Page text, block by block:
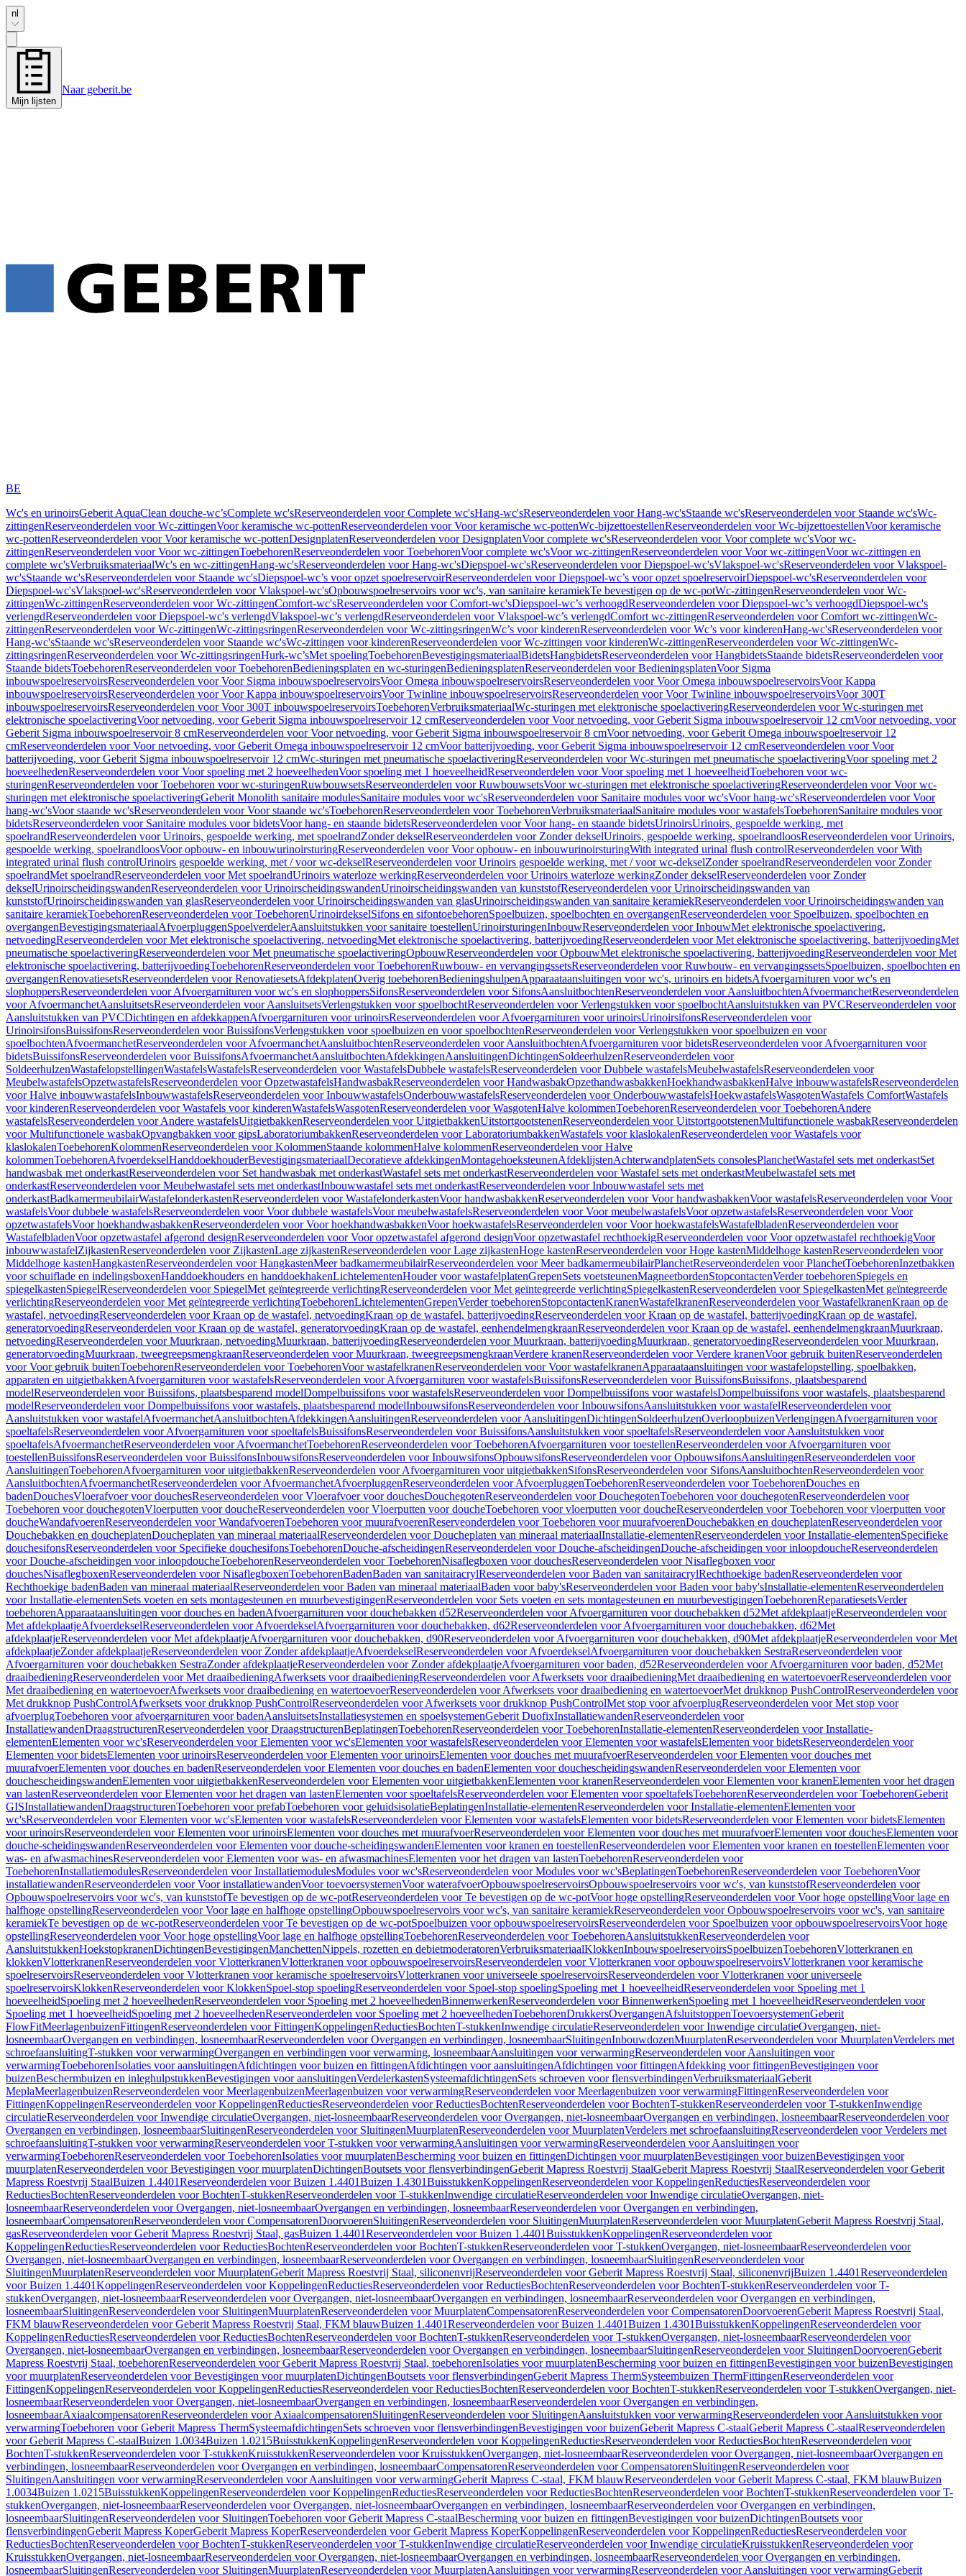
nl
Mijn lijsten
Naar geberit.be
BE
Wc's en urinoirsGeberit AquaClean douche-wc’sComplete wc'sReserveonderdelen voor Complete wc'sHang-wc'sReserveonderdelen voor Hang-wc'sStaande wc'sReserveonderdelen voor Staande wc'sWc-
zittingenReserveonderdelen voor Wc-zittingenVoor keramische wc-pottenReserveonderdelen voor Voor keramische wc-pottenWc-bijzettoestellenReserveonderdelen voor Wc-bijzettoestellenVoor keramische
wc-pottenReserveonderdelen voor Voor keramische wc-pottenDesignplatenReserveonderdelen voor DesignplatenVoor complete wc'sReserveonderdelen voor Voor complete wc'sVoor wc-
zittingenReserveonderdelen voor Voor wc-zittingenToebehorenReserveonderdelen voor ToebehorenVoor complete wc'sVoor wc-zittingenReserveonderdelen voor Voor wc-zittingenVoor wc-zittingen en
complete wc'sVerbruiksmateriaalWc's en wc-zittingenHang-wc'sReserveonderdelen voor Hang-wc'sDiepspoel-wc'sReserveonderdelen voor Diepspoel-wc'sVlakspoel-wc'sReserveonderdelen voor Vlakspoel-
wc'sStaande wc'sReserveonderdelen voor Staande wc'sDiepspoel-wc’s voor opzet spoelreservoirReserveonderdelen voor Diepspoel-wc’s voor opzet spoelreservoirDiepspoel-wc'sReserveonderdelen voor
Diepspoel-wc'sVlakspoel-wc'sReserveonderdelen voor Vlakspoel-wc'sOpbouwspoelreservoirs voor wc's, van sanitaire keramiekTe bevestigen op de wc-potWc-zittingenReserveonderdelen voor Wc-
zittingenWc-zittingenReserveonderdelen voor Wc-zittingenComfort-wc'sReserveonderdelen voor Comfort-wc'sDiepspoel-wc’s verhoogdReserveonderdelen voor Diepspoel-wc’s verhoogdDiepspoel-wc's
verlengdReserveonderdelen voor Diepspoel-wc's verlengdVlakspoel-wc’s verlengdReserveonderdelen voor Vlakspoel-wc’s verlengdComfort wc-zittingenReserveonderdelen voor Comfort wc-zittingenWc-
zittingenReserveonderdelen voor Wc-zittingenWc-zittingsringenReserveonderdelen voor Wc-zittingsringenWc’s voor kinderenReserveonderdelen voor Wc’s voor kinderenHang-wc'sReserveonderdelen voor
Hang-wc'sStaande wc'sReserveonderdelen voor Staande wc'sWc-zittingen voor kinderenReserveonderdelen voor Wc-zittingen voor kinderenWc-zittingenReserveonderdelen voor Wc-zittingenWc-
zittingsringenReserveonderdelen voor Wc-zittingsringenHurk-wc’sMet spoelingToebehorenBevestigingsmateriaalBidetsHangbidetsReserveonderdelen voor HangbidetsStaande bidetsReserveonderdelen voor
Staande bidetsToebehorenReserveonderdelen voor ToebehorenBedieningsplaten en wc-sturingenBedieningsplatenReserveonderdelen voor BedieningsplatenVoor Sigma
inbouwspoelreservoirsReserveonderdelen voor Voor Sigma inbouwspoelreservoirsVoor Omega inbouwspoelreservoirsReserveonderdelen voor Voor Omega inbouwspoelreservoirsVoor Kappa
inbouwspoelreservoirsReserveonderdelen voor Voor Kappa inbouwspoelreservoirsVoor Twinline inbouwspoelreservoirsReserveonderdelen voor Voor Twinline inbouwspoelreservoirsVoor 300T
inbouwspoelreservoirsReserveonderdelen voor Voor 300T inbouwspoelreservoirsToebehorenVerbruiksmateriaalWc-sturingen met elektronische spoelactiveringReserveonderdelen voor Wc-sturingen met
elektronische spoelactiveringVoor netvoeding, voor Geberit Sigma inbouwspoelreservoir 12 cmReserveonderdelen voor Voor netvoeding, voor Geberit Sigma inbouwspoelreservoir 12 cmVoor netvoeding, voor
Geberit Sigma inbouwspoelreservoir 8 cmReserveonderdelen voor Voor netvoeding, voor Geberit Sigma inbouwspoelreservoir 8 cmVoor netvoeding, voor Geberit Omega inbouwspoelreservoir 12
cmReserveonderdelen voor Voor netvoeding, voor Geberit Omega inbouwspoelreservoir 12 cmVoor batterijvoeding, voor Geberit Sigma inbouwspoelreservoir 12 cmReserveonderdelen voor Voor
batterijvoeding, voor Geberit Sigma inbouwspoelreservoir 12 cmWc-sturingen met pneumatische spoelactiveringReserveonderdelen voor Wc-sturingen met pneumatische spoelactiveringVoor spoeling met 2
hoeveelhedenReserveonderdelen voor Voor spoeling met 2 hoeveelhedenVoor spoeling met 1 hoeveelheidReserveonderdelen voor Voor spoeling met 1 hoeveelheidToebehoren voor wc-
sturingenReserveonderdelen voor Toebehoren voor wc-sturingenRuwbouwsetsReserveonderdelen voor RuwbouwsetsVoor wc-sturingen met elektronische spoelactiveringReserveonderdelen voor Voor wc-
sturingen met elektronische spoelactiveringGeberit Monolith sanitaire modulesSanitaire modules voor wc'sReserveonderdelen voor Sanitaire modules voor wc'sVoor hang-wc'sReserveonderdelen voor Voor
hang-wc'sVoor staande wc'sReserveonderdelen voor Voor staande wc'sToebehorenReserveonderdelen voor ToebehorenVerbruiksmateriaalSanitaire modules voor wastafelsToebehorenSanitaire modules voor
bidetsReserveonderdelen voor Sanitaire modules voor bidetsVoor hang- en staande bidetsReserveonderdelen voor Voor hang- en staande bidetsUrinoirsUrinoirs, gespoelde werking, met
spoelrandReserveonderdelen voor Urinoirs, gespoelde werking, met spoelrandZonder dekselReserveonderdelen voor Zonder dekselUrinoirs, gespoelde werking, spoelrandloosReserveonderdelen voor Urinoirs,
gespoelde werking, spoelrandloosVoor opbouw- en inbouwurinoirsturingReserveonderdelen voor Voor opbouw- en inbouwurinoirsturingWith integrated urinal flush controlReserveonderdelen voor With
integrated urinal flush controlUrinoirs gespoelde werking, met / voor wc-dekselReserveonderdelen voor Urinoirs gespoelde werking, met / voor wc-dekselZonder spoelrandReserveonderdelen voor Zonder
spoelrandMet spoelrandReserveonderdelen voor Met spoelrandUrinoirs waterloze werkingReserveonderdelen voor Urinoirs waterloze werkingZonder dekselReserveonderdelen voor Zonder
dekselUrinoirscheidingswandenReserveonderdelen voor UrinoirscheidingswandenUrinoirscheidingswanden van kunststofReserveonderdelen voor Urinoirscheidingswanden van
kunststofUrinoirscheidingswanden van glasReserveonderdelen voor Urinoirscheidingswanden van glasUrinoirscheidingswanden van sanitaire keramiekReserveonderdelen voor Urinoirscheidingswanden van
sanitaire keramiekToebehorenReserveonderdelen voor ToebehorenUrinoirdekselSifons en sifontoebehorenSpoelbuizen, spoelbochten en overgangenReserveonderdelen voor Spoelbuizen, spoelbochten en
overgangenBevestigingsmateriaalAfvoerpluggenSpoelverdelerAansluitstukken voor sanitaire toestellenUrinoirsturingenInbouwReserveonderdelen voor InbouwMet elektronische spoelactivering,
netvoedingReserveonderdelen voor Met elektronische spoelactivering, netvoedingMet elektronische spoelactivering, batterijvoedingReserveonderdelen voor Met elektronische spoelactivering, batterijvoedingMet
pneumatische spoelactiveringReserveonderdelen voor Met pneumatische spoelactiveringOpbouwReserveonderdelen voor OpbouwMet elektronische spoelactivering, batterijvoedingReserveonderdelen voor Met
elektronische spoelactivering, batterijvoedingToebehorenReserveonderdelen voor ToebehorenRuwbouw- en vervangingssetsReserveonderdelen voor Ruwbouw- en vervangingssetsSpoelbuizen, spoelbochten en
overgangenRenovatiesetsReserveonderdelen voor RenovatiesetsAfdekplatenOverig toebehorenBedieningshulpenApparaataansluitingen voor wc's, urinoirs en bidetsAfvoergarnituren voor wc's en
slophoppersReserveonderdelen voor Afvoergarnituren voor wc's en slophoppersSifonsReserveonderdelen voor SifonsAansluitbochtenReserveonderdelen voor AansluitbochtenAfvoermanchetReserveonderdelen
voor AfvoermanchetAansluitsetsReserveonderdelen voor AansluitsetsVerlengstukken voor spoelbochtReserveonderdelen voor Verlengstukken voor spoelbochtAansluitstukken van PVCReserveonderdelen voor
Aansluitstukken van PVCDichtingen en afdekkappenAfvoergarnituren voor urinoirsReserveonderdelen voor Afvoergarnituren voor urinoirsUrinoirsifonsReserveonderdelen voor
UrinoirsifonsBuissifonsReserveonderdelen voor BuissifonsVerlengstukken voor spoelbuizen en voor spoelbochtenReserveonderdelen voor Verlengstukken voor spoelbuizen en voor
spoelbochtenAfvoermanchetReserveonderdelen voor AfvoermanchetAansluitbochtenReserveonderdelen voor AansluitbochtenAfvoergarnituren voor bidetsReserveonderdelen voor Afvoergarnituren voor
bidetsBuissifonsReserveonderdelen voor BuissifonsAfvoermanchetAansluitbochtenAfdekkingenAansluitingenDichtingenSoldeerhulzenReserveonderdelen voor
SoldeerhulzenWastafelopstellingenWastafelsWastafelsReserveonderdelen voor WastafelsDubbele wastafelsReserveonderdelen voor Dubbele wastafelsMeubelwastafelsReserveonderdelen voor
MeubelwastafelsOpzetwastafelsReserveonderdelen voor OpzetwastafelsHandwasbakReserveonderdelen voor HandwasbakOpzethandwasbakkenHoekhandwasbakkenHalve inbouwwastafelsReserveonderdelen
voor Halve inbouwwastafelsInbouwwastafelsReserveonderdelen voor InbouwwastafelsOnderbouwwastafelsReserveonderdelen voor OnderbouwwastafelsHoekwastafelsWasgotenWastafels ComfortWastafels
voor kinderenReserveonderdelen voor Wastafels voor kinderenWastafelsWasgotenReserveonderdelen voor WasgotenHalve kolommenToebehorenReserveonderdelen voor ToebehorenAndere
wastafelsReserveonderdelen voor Andere wastafelsUitgietbakkenReserveonderdelen voor UitgietbakkenUitstortgootstenenReserveonderdelen voor UitstortgootstenenMultifunctionele wasbakReserveonderdelen
voor Multifunctionele wasbakOpvangbakken voor gipsLaboratoriumbakkenReserveonderdelen voor LaboratoriumbakkenWastafels voor klaslokalenReserveonderdelen voor Wastafels voor
klaslokalenToebehorenKolommenReserveonderdelen voor KolommenStaande kolommenHalve kolommenReserveonderdelen voor Halve
kolommenToebehorenAfvoerdekselHanddoekhouderBevestigingsmateriaalDecoratieve afdekkingenMontagehoeksteunenAfdeklijstenAchterwandplatenSets consolesPlanchetWastafel sets met onderkastSet
handwasbak met onderkastReserveonderdelen voor Set handwasbak met onderkastWastafel sets met onderkastReserveonderdelen voor Wastafel sets met onderkastMeubelwastafel sets met
onderkastReserveonderdelen voor Meubelwastafel sets met onderkastInbouwwastafel sets met onderkastReserveonderdelen voor Inbouwwastafel sets met
onderkastBadkamermeubilairWastafelonderkastenReserveonderdelen voor WastafelonderkastenVoor handwasbakkenReserveonderdelen voor Voor handwasbakkenVoor wastafelsReserveonderdelen voor Voor
wastafelsVoor dubbele wastafelsReserveonderdelen voor Voor dubbele wastafelsVoor meubelwastafelsReserveonderdelen voor Voor meubelwastafelsVoor opzetwastafelsReserveonderdelen voor Voor
opzetwastafelsVoor hoekhandwasbakkenReserveonderdelen voor Voor hoekhandwasbakkenVoor hoekwastafelsReserveonderdelen voor Voor hoekwastafelsWastafelbladenReserveonderdelen voor
WastafelbladenVoor opzetwastafel afgerond designReserveonderdelen voor Voor opzetwastafel afgerond designVoor opzetwastafel rechthoekigReserveonderdelen voor Voor opzetwastafel rechthoekigVoor
inbouwwastafelZijkastenReserveonderdelen voor ZijkastenLage zijkastenReserveonderdelen voor Lage zijkastenHoge kastenReserveonderdelen voor Hoge kastenMiddelhoge kastenReserveonderdelen voor
Middelhoge kastenHangkastenReserveonderdelen voor HangkastenMeer badkamermeubilairReserveonderdelen voor Meer badkamermeubilairPlanchetReserveonderdelen voor PlanchetToebehorenInzetbakken
voor schuiflade en indelingsboxenHanddoekhouders en handdoekhakenLichtelementenHouder voor wastafelplatenGrepenSets voetsteunenMagneetbordenStopcontactenVerder toebehorenSpiegels en
spiegelkastenSpiegelReserveonderdelen voor SpiegelMet geïntegreerde verlichtingReserveonderdelen voor Met geïntegreerde verlichtingSpiegelkastenReserveonderdelen voor SpiegelkastenMet geïntegreerde
verlichtingReserveonderdelen voor Met geïntegreerde verlichtingToebehorenLichtelementenGrepenVerder toebehorenStopcontactenKranenWastafelkranenReserveonderdelen voor WastafelkranenKraan op de
wastafel, netvoedingReserveonderdelen voor Kraan op de wastafel, netvoedingKraan op de wastafel, batterijvoedingReserveonderdelen voor Kraan op de wastafel, batterijvoedingKraan op de wastafel,
generatorvoedingReserveonderdelen voor Kraan op de wastafel, generatorvoedingKraan op de wastafel, eenhendelmengkraanReserveonderdelen voor Kraan op de wastafel, eenhendelmengkraanMuurkraan,
netvoedingReserveonderdelen voor Muurkraan, netvoedingMuurkraan, batterijvoedingReserveonderdelen voor Muurkraan, batterijvoedingMuurkraan, generatorvoedingReserveonderdelen voor Muurkraan,
generatorvoedingMuurkraan, tweegreepsmengkraanReserveonderdelen voor Muurkraan, tweegreepsmengkraanVerdere kranenReserveonderdelen voor Verdere kranenVoor gebruik buitenReserveonderdelen
voor Voor gebruik buitenToebehorenReserveonderdelen voor ToebehorenVoor wastafelkranenReserveonderdelen voor Voor wastafelkranenApparaataansluitingen voor wastafelopstelling, spoelbakken,
apparaten en uitgietbakkenAfvoergarnituren voor wastafelsReserveonderdelen voor Afvoergarnituren voor wastafelsBuissifonsReserveonderdelen voor BuissifonsBuissifons, plaatsbesparend
modelReserveonderdelen voor Buissifons, plaatsbesparend modelDompelbuissifons voor wastafelsReserveonderdelen voor Dompelbuissifons voor wastafelsDompelbuissifons voor wastafels, plaatsbesparend
modelReserveonderdelen voor Dompelbuissifons voor wastafels, plaatsbesparend modelInbouwsifonsReserveonderdelen voor InbouwsifonsAansluitstukken voor wastafelReserveonderdelen voor
Aansluitstukken voor wastafelAfvoermanchetAansluitbochtenAfdekkingenAansluitingenReserveonderdelen voor AansluitingenDichtingenSoldeerhulzenOverloopbuizenVerlengingenAfvoergarnituren voor
spoeltafelsReserveonderdelen voor Afvoergarnituren voor spoeltafelsBuissifonsReserveonderdelen voor BuissifonsAansluitstukken voor spoeltafelsReserveonderdelen voor Aansluitstukken voor
spoeltafelsAfvoermanchetReserveonderdelen voor AfvoermanchetToebehorenReserveonderdelen voor ToebehorenAfvoergarnituren voor toestellenReserveonderdelen voor Afvoergarnituren voor
toestellenBuissifonsReserveonderdelen voor BuissifonsInbouwsifonsReserveonderdelen voor InbouwsifonsOpbouwsifonsReserveonderdelen voor OpbouwsifonsAansluitingenReserveonderdelen voor
AansluitingenToebehorenAfvoergarnituren voor uitgietbakkenReserveonderdelen voor Afvoergarnituren voor uitgietbakkenSifonsReserveonderdelen voor SifonsAansluitbochtenReserveonderdelen voor
AansluitbochtenAfvoermanchetReserveonderdelen voor AfvoermanchetAfvoerpluggenReserveonderdelen voor AfvoerpluggenToebehorenReserveonderdelen voor ToebehorenDouches en
badenDouchesVloerafvoer voor douchesReserveonderdelen voor Vloerafvoer voor douchesDouchegotenReserveonderdelen voor DouchegotenToebehoren voor douchegotenReserveonderdelen voor
Toebehoren voor douchegotenVloerputten voor doucheReserveonderdelen voor Vloerputten voor doucheToebehoren voor vloerputten voor doucheReserveonderdelen voor Toebehoren voor vloerputten voor
doucheWandafvoerenReserveonderdelen voor WandafvoerenToebehoren voor muurafvoerenReserveonderdelen voor Toebehoren voor muurafvoerenDouchebakken en doucheplatenReserveonderdelen voor
Douchebakken en doucheplatenDoucheplaten van mineraal materiaalReserveonderdelen voor Doucheplaten van mineraal materiaalInstallatie-elementenReserveonderdelen voor Installatie-elementenSpecifieke
douchesifonsReserveonderdelen voor Specifieke douchesifonsToebehorenDouche-afscheidingenReserveonderdelen voor Douche-afscheidingenDouche-afscheidingen voor inloopdoucheReserveonderdelen
voor Douche-afscheidingen voor inloopdoucheToebehorenReserveonderdelen voor ToebehorenNisaflegboxen voor douchesReserveonderdelen voor Nisaflegboxen voor
douchesNisaflegboxenReserveonderdelen voor NisaflegboxenToebehorenBadenBaden van sanitairacrylReserveonderdelen voor Baden van sanitairacrylRechthoekige badenReserveonderdelen voor
Rechthoekige badenBaden van mineraal materiaalReserveonderdelen voor Baden van mineraal materiaalBaden voor baby'sReserveonderdelen voor Baden voor baby'sInstallatie-elementenReserveonderdelen
voor Installatie-elementenSets voeten en sets montagesteunen en muurbevestigingenReserveonderdelen voor Sets voeten en sets montagesteunen en muurbevestigingenToebehorenReparatiesetsVerder
toebehorenApparaataansluitingen voor douches en badenAfvoergarnituren voor douchebakken d52Reserveonderdelen voor Afvoergarnituren voor douchebakken d52Met afdekplaatjeReserveonderdelen voor
Met afdekplaatjeAfvoerdekselReserveonderdelen voor AfvoerdekselAfvoergarnituren voor douchebakken, d62Reserveonderdelen voor Afvoergarnituren voor douchebakken, d62Met
afdekplaatjeReserveonderdelen voor Met afdekplaatjeAfvoergarnituren voor douchebakken, d90Reserveonderdelen voor Afvoergarnituren voor douchebakken, d90Met afdekplaatjeReserveonderdelen voor Met
afdekplaatjeZonder afdekplaatjeReserveonderdelen voor Zonder afdekplaatjeAfvoerdekselReserveonderdelen voor AfvoerdekselAfvoergarnituren voor douchebakken SestraReserveonderdelen voor
Afvoergarnituren voor douchebakken SestraZonder afdekplaatjeReserveonderdelen voor Zonder afdekplaatjeAfvoergarnituren voor baden, d52Reserveonderdelen voor Afvoergarnituren voor baden, d52Met
draaibedieningReserveonderdelen voor Met draaibedieningAfwerksets voor draaibedieningReserveonderdelen voor Afwerksets voor draaibedieningMet draaibediening en watertoevoerReserveonderdelen voor
Met draaibediening en watertoevoerAfwerksets voor draaibediening en watertoevoerReserveonderdelen voor Afwerksets voor draaibediening en watertoevoerMet drukknop PushControlReserveonderdelen voor
Met drukknop PushControlAfwerksets voor drukknop PushControlReserveonderdelen voor Afwerksets voor drukknop PushControlMet stop voor afvoerplugReserveonderdelen voor Met stop voor
afvoerplugToebehoren voor afvoergarnituren voor badenAansluitsetsInstallatiesystemen en spoelsystemenGeberit DuofixInstallatiewandenReserveonderdelen voor
InstallatiewandenDraagstructurenReserveonderdelen voor DraagstructurenBeplatingenToebehorenReserveonderdelen voor ToebehorenInstallatie-elementenReserveonderdelen voor Installatie-
elementenElementen voor wc'sReserveonderdelen voor Elementen voor wc'sElementen voor wastafelsReserveonderdelen voor Elementen voor wastafelsElementen voor bidetsReserveonderdelen voor
Elementen voor bidetsElementen voor urinoirsReserveonderdelen voor Elementen voor urinoirsElementen voor douches met muurafvoerReserveonderdelen voor Elementen voor douches met
muurafvoerElementen voor douches en badenReserveonderdelen voor Elementen voor douches en badenElementen voor douchescheidingswandenReserveonderdelen voor Elementen voor
douchescheidingswandenElementen voor uitgietbakkenReserveonderdelen voor Elementen voor uitgietbakkenElementen voor kranenReserveonderdelen voor Elementen voor kranenElementen voor het dragen
van lastenReserveonderdelen voor Elementen voor het dragen van lastenElementen voor spoeltafelsReserveonderdelen voor Elementen voor spoeltafelsToebehorenReserveonderdelen voor ToebehorenGeberit
GISInstallatiewandenDraagstructurenToebehoren voor prefabToebehoren voor geluidsisolatieBeplatingenInstallatie-elementenReserveonderdelen voor Installatie-elementenElementen voor
wc'sReserveonderdelen voor Elementen voor wc'sElementen voor wastafelsReserveonderdelen voor Elementen voor wastafelsElementen voor bidetsReserveonderdelen voor Elementen voor bidetsElementen
voor urinoirsReserveonderdelen voor Elementen voor urinoirsElementen voor douches met muurafvoerReserveonderdelen voor Elementen voor douches met muurafvoerElementen voor douchesElementen voor
douche-scheidingswandenReserveonderdelen voor Elementen voor douche-scheidingswandenElementen voor kranen en toestellenReserveonderdelen voor Elementen voor kranen en toestellenElementen voor
was- en afwasmachinesReserveonderdelen voor Elementen voor was- en afwasmachinesElementen voor het dragen van lastenToebehorenReserveonderdelen voor
ToebehorenInstallatiemodulesReserveonderdelen voor InstallatiemodulesModules voor wc'sReserveonderdelen voor Modules voor wc'sBeplatingenToebehorenReserveonderdelen voor ToebehorenVoor
installatiewandenReserveonderdelen voor Voor installatiewandenVoor toevoersystemenVoor waterafvoerOpbouwspoelreservoirsOpbouwspoelreservoirs voor wc's, van kunststofReserveonderdelen voor
Opbouwspoelreservoirs voor wc's, van kunststofTe bevestigen op de wc-potReserveonderdelen voor Te bevestigen op de wc-potVoor hoge opstellingReserveonderdelen voor Voor hoge opstellingVoor lage en
halfhoge opstellingReserveonderdelen voor Voor lage en halfhoge opstellingOpbouwspoelreservoirs voor wc's, van sanitaire keramiekReserveonderdelen voor Opbouwspoelreservoirs voor wc's, van sanitaire
keramiekTe bevestigen op de wc-potReserveonderdelen voor Te bevestigen op de wc-potSpoelbuizen voor opbouwspoelreservoirsReserveonderdelen voor Spoelbuizen voor opbouwspoelreservoirsVoor hoge
opstellingReserveonderdelen voor Voor hoge opstellingVoor lage en halfhoge opstellingToebehorenReserveonderdelen voor ToebehorenAansluitstukkenReserveonderdelen voor
AansluitstukkenHoekstopkranenDichtingenBevestigingenManchettenNippels, rozetten en debietmoderatorenVerbruiksmateriaalKlokkenInbouwspoelreservoirsSpoelbuizenToebehorenVlotterkranen en
klokkenVlotterkranenReserveonderdelen voor VlotterkranenVlotterkranen voor opbouwspoelreservoirsReserveonderdelen voor Vlotterkranen voor opbouwspoelreservoirsVlotterkranen voor keramische
spoelreservoirsReserveonderdelen voor Vlotterkranen voor keramische spoelreservoirsVlotterkranen voor universeele spoelreservoirsReserveonderdelen voor Vlotterkranen voor universeele
spoelreservoirsKlokkenReserveonderdelen voor KlokkenSpoel-stop spoelingReserveonderdelen voor Spoel-stop spoelingSpoeling met 1 hoeveelheidReserveonderdelen voor Spoeling met 1
hoeveelheidSpoeling met 2 hoeveelhedenReserveonderdelen voor Spoeling met 2 hoeveelhedenBinnenwerkenReserveonderdelen voor BinnenwerkenSpoeling met 1 hoeveelheidReserveonderdelen voor
Spoeling met 1 hoeveelheidSpoeling met 2 hoeveelhedenReserveonderdelen voor Spoeling met 2 hoeveelhedenToebehorenDrukkersOvergangenAfsluitstoppenToevoersystemenGeberit
FlowFitMeerlagenbuizenFittingenReserveonderdelen voor FittingenKoppelingenReductiesBochtenT-stukkenInwendige circulatieReserveonderdelen voor Inwendige circulatieOvergangen, niet-
losneembaarOvergangen en verbindingen, losneembaarReserveonderdelen voor Overgangen en verbindingen, losneembaarSluitingenInbouwdozenMuurplatenReserveonderdelen voor MuurplatenVerdelers met
schroefaansluitingT-stukken voor verwarmingOvergangen en verbindingen voor verwarming, losneembaarAansluitingen voor verwarmingReserveonderdelen voor Aansluitingen voor
verwarmingToebehorenIsolaties voor aansluitingenAfdichtingen voor buizen en fittingenAfdichtingen voor aansluitingenAfdichtingen voor fittingenAfdekking voor fittingenBevestigingen voor
buizenBeschermbuizen en inleghulpstukkenBevestigingen voor aansluitingenVerdelerkastenSysteemafdichtingenSets schroeven voor flensverbindingenVerbruiksmateriaalGeberit
MeplaMeerlagenbuizenReserveonderdelen voor MeerlagenbuizenMeerlagenbuizen voor verwarmingReserveonderdelen voor Meerlagenbuizen voor verwarmingFittingenReserveonderdelen voor
FittingenKoppelingenReserveonderdelen voor KoppelingenReductiesReserveonderdelen voor ReductiesBochtenReserveonderdelen voor BochtenT-stukkenReserveonderdelen voor T-stukkenInwendige
circulatieReserveonderdelen voor Inwendige circulatieOvergangen, niet-losneembaarReserveonderdelen voor Overgangen, niet-losneembaarOvergangen en verbindingen, losneembaarReserveonderdelen voor
Overgangen en verbindingen, losneembaarSluitingenReserveonderdelen voor SluitingenMuurplatenReserveonderdelen voor MuurplatenVerdelers met schroefaansluitingReserveonderdelen voor Verdelers met
schroefaansluitingT-stukken voor verwarmingReserveonderdelen voor T-stukken voor verwarmingAansluitingen voor verwarmingReserveonderdelen voor Aansluitingen voor
verwarmingToebehorenReserveonderdelen voor ToebehorenIsolaties voor muurplatenBescherming voor buizen en fittingenDichtingen voor muurplatenBevestigingen voor buizenBevestigingen voor
muurplatenReserveonderdelen voor Bevestigingen voor muurplatenDichtingenBoutsets voor flensverbindingenGeberit Mapress Roestvrij StaalGeberit Mapress Roestvrij StaalReserveonderdelen voor Geberit
Mapress Roestvrij StaalBuizen 1.4401Reserveonderdelen voor Buizen 1.4401Buizen 1.4301BuisstukkenKoppelingenReserveonderdelen voor KoppelingenReductiesReserveonderdelen voor
ReductiesBochtenReserveonderdelen voor BochtenT-stukkenReserveonderdelen voor T-stukkenInwendige circulatieReserveonderdelen voor Inwendige circulatieOvergangen, niet-
losneembaarReserveonderdelen voor Overgangen, niet-losneembaarOvergangen en verbindingen, losneembaarReserveonderdelen voor Overgangen en verbindingen,
losneembaarCompensatorenReserveonderdelen voor CompensatorenDoorvoerenSluitingenReserveonderdelen voor SluitingenMuurplatenReserveonderdelen voor MuurplatenGeberit Mapress Roestvrij Staal,
gasReserveonderdelen voor Geberit Mapress Roestvrij Staal, gasBuizen 1.4401Reserveonderdelen voor Buizen 1.4401BuisstukkenKoppelingenReserveonderdelen voor
KoppelingenReductiesReserveonderdelen voor ReductiesBochtenReserveonderdelen voor BochtenT-stukkenReserveonderdelen voor T-stukkenOvergangen, niet-losneembaarReserveonderdelen voor
Overgangen, niet-losneembaarOvergangen en verbindingen, losneembaarReserveonderdelen voor Overgangen en verbindingen, losneembaarSluitingenReserveonderdelen voor
SluitingenMuurplatenReserveonderdelen voor MuurplatenGeberit Mapress Roestvrij Staal, siliconenvrijReserveonderdelen voor Geberit Mapress Roestvrij Staal, siliconenvrijBuizen 1.4401Reserveonderdelen
voor Buizen 1.4401KoppelingenReserveonderdelen voor KoppelingenReductiesReserveonderdelen voor ReductiesBochtenReserveonderdelen voor BochtenT-stukkenReserveonderdelen voor T-
stukkenOvergangen, niet-losneembaarReserveonderdelen voor Overgangen, niet-losneembaarOvergangen en verbindingen, losneembaarReserveonderdelen voor Overgangen en verbindingen,
losneembaarSluitingenReserveonderdelen voor SluitingenMuurplatenReserveonderdelen voor MuurplatenCompensatorenReserveonderdelen voor CompensatorenDoorvoerenGeberit Mapress Roestvrij Staal,
FKM blauwReserveonderdelen voor Geberit Mapress Roestvrij Staal, FKM blauwBuizen 1.4401Reserveonderdelen voor Buizen 1.4401Buizen 1.4301BuisstukkenKoppelingenReserveonderdelen voor
KoppelingenReductiesReserveonderdelen voor ReductiesBochtenReserveonderdelen voor BochtenT-stukkenReserveonderdelen voor T-stukkenOvergangen, niet-losneembaarReserveonderdelen voor
Overgangen, niet-losneembaarOvergangen en verbindingen, losneembaarReserveonderdelen voor Overgangen en verbindingen, losneembaarSluitingenReserveonderdelen voor SluitingenDoorvoerenGeberit
Mapress Roestvrij Staal, toebehorenReserveonderdelen voor Geberit Mapress Roestvrij Staal, toebehorenIsolaties voor muurplatenBescherming voor buizen en fittingenBevestigingen voor buizenBevestigingen
voor muurplatenReserveonderdelen voor Bevestigingen voor muurplatenDichtingenBoutsets voor flensverbindingenGeberit Mapress ThermSysteembuizen ThermFittingenReserveonderdelen voor
FittingenKoppelingenReserveonderdelen voor KoppelingenReductiesReserveonderdelen voor ReductiesBochtenReserveonderdelen voor BochtenT-stukkenReserveonderdelen voor T-stukkenOvergangen, niet-
losneembaarReserveonderdelen voor Overgangen, niet-losneembaarOvergangen en verbindingen, losneembaarReserveonderdelen voor Overgangen en verbindingen,
losneembaarAxiaalcompensatorenReserveonderdelen voor AxiaalcompensatorenSluitingenReserveonderdelen voor SluitingenAansluitstukken voor verwarmingReserveonderdelen voor Aansluitstukken voor
verwarmingToebehoren voor Geberit Mapress ThermSysteemafdichtingenSets schroeven voor flensverbindingenBevestigingen voor buizenGeberit Mapress C-staalGeberit Mapress C-staalReserveonderdelen
voor Geberit Mapress C-staalBuizen 1.0034Buizen 1.0215BuisstukkenKoppelingenReserveonderdelen voor KoppelingenReductiesReserveonderdelen voor ReductiesBochtenReserveonderdelen voor
BochtenT-stukkenReserveonderdelen voor T-stukkenKruisstukkenReserveonderdelen voor KruisstukkenOvergangen, niet-losneembaarReserveonderdelen voor Overgangen, niet-losneembaarOvergangen en
verbindingen, losneembaarReserveonderdelen voor Overgangen en verbindingen, losneembaarCompensatorenReserveonderdelen voor CompensatorenSluitingenReserveonderdelen voor
SluitingenAansluitingen voor verwarmingReserveonderdelen voor Aansluitingen voor verwarmingGeberit Mapress C-staal, FKM blauwReserveonderdelen voor Geberit Mapress C-staal, FKM blauwBuizen
1.0034Buizen 1.0215BuisstukkenKoppelingenReserveonderdelen voor KoppelingenReductiesReserveonderdelen voor ReductiesBochtenReserveonderdelen voor BochtenT-stukkenReserveonderdelen voor T-
stukkenOvergangen, niet-losneembaarReserveonderdelen voor Overgangen, niet-losneembaarOvergangen en verbindingen, losneembaarReserveonderdelen voor Overgangen en verbindingen,
losneembaarSluitingenReserveonderdelen voor SluitingenToebehoren voor Geberit Mapress C-staalBescherming voor buizen en fittingenBevestigingen voor buizenDichtingenBoutsets voor
flensverbindingenGeberit Mapress KoperGeberit Mapress KoperReserveonderdelen voor Geberit Mapress KoperKoppelingenReserveonderdelen voor KoppelingenReductiesReserveonderdelen voor
ReductiesBochtenReserveonderdelen voor BochtenT-stukkenReserveonderdelen voor T-stukkenInwendige circulatieReserveonderdelen voor Inwendige circulatieKruisstukkenReserveonderdelen voor
KruisstukkenOvergangen, niet-losneembaarReserveonderdelen voor Overgangen, niet-losneembaarOvergangen en verbindingen, losneembaarReserveonderdelen voor Overgangen en verbindingen,
losneembaarSluitingenReserveonderdelen voor SluitingenMuurplatenReserveonderdelen voor MuurplatenAansluitingen voor verwarmingReserveonderdelen voor Aansluitingen voor verwarmingGeberit